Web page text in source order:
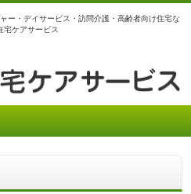
ー・デイサービス・訪問介護・高齢者向け住宅な
宅ケアサービス